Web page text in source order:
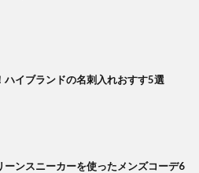
ハイブランドの名刺入れおすす5選
ーンスニーカーを使ったメンズコーデ6